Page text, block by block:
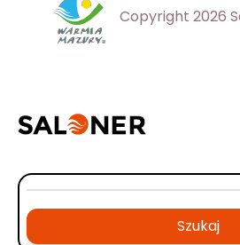
Copyright 2026
Szukaj